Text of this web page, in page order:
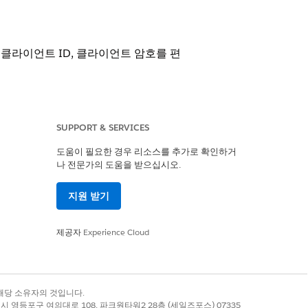
라이언트 ID, 클라이언트 암호를 편
유형에 따라 다릅니다.
유형에 대한필수 권한
하거나 에이전트에 추가할 수 있습니
SUPPORT & SERVICES
도움이 필요한 경우 리소스를 추가로 확인하거
나 전문가의 도움을 받으십시오.
지원 받기
제공자 Experience Cloud
소유자의 것입니다.
영등포구 여의대로 108, 파크원타워2 28층 (세일즈포스) 07335